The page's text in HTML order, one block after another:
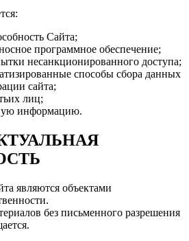
Сайта;
программное обеспечение;
несанкционированного доступа;
способы сбора данных
сайта;
лиц;
информацию.
являются объектами
без письменного разрешения